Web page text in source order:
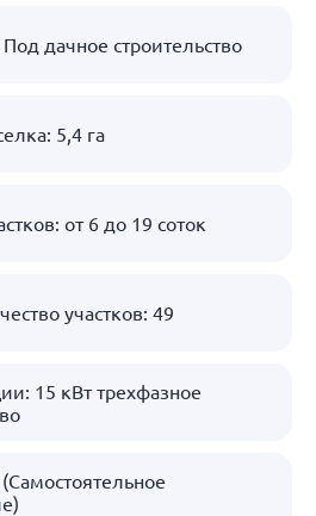
дачное строительство
5,4 га
от 6 до 19 соток
участков: 49
15 кВт трехфазное